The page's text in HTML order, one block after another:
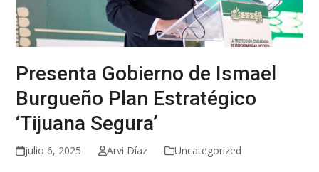
Presenta Gobierno de Ismael
Burgueño Plan Estratégico
‘Tijuana Segura’
julio 6, 2025 Arvi Díaz Uncategorized